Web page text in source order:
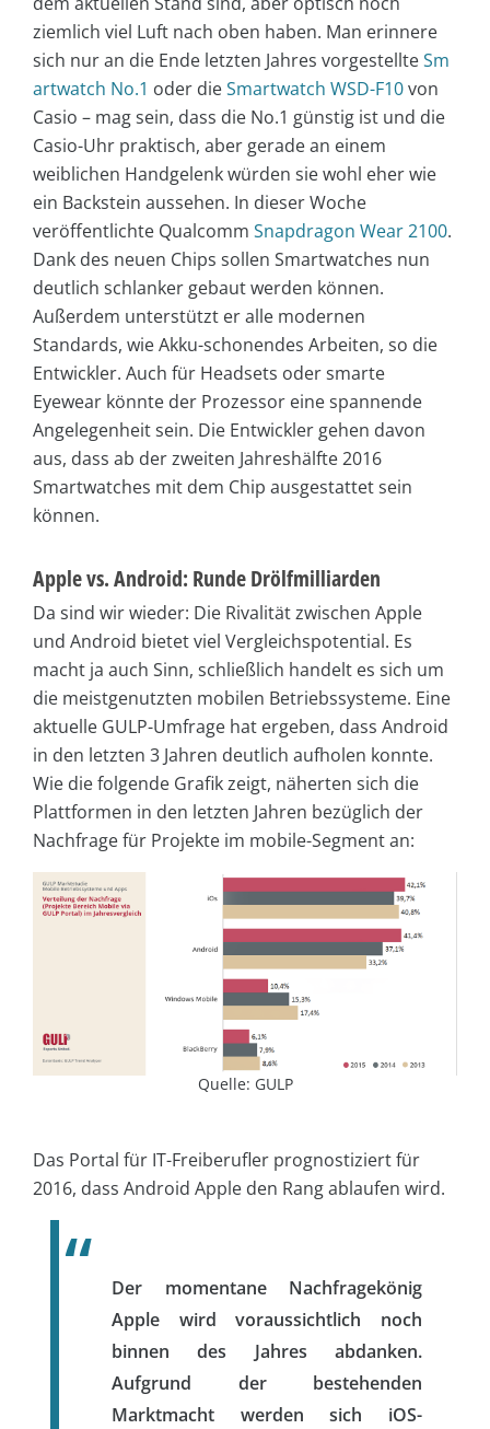
ziemlich viel Luft nach oben haben. Man erinnere
sich nur an die Ende letzten Jahres vorgestellteSm
artwatch No.1 oder dieSmartwatch WSD-F10von
Casio – mag sein, dass die No.1 günstig ist und die
Casio-Uhr praktisch, aber gerade an einem
weiblichen Handgelenk würden sie wohl eher wie
ein Backstein aussehen. In dieser Woche
veröffentlichte Qualcomm Snapdragon Wear 2100.
Dank des neuen Chips sollen Smartwatches nun
deutlich schlanker gebaut werden können.
Außerdem unterstützt er alle modernen
Standards, wie Akku-schonendes Arbeiten, so die
Entwickler. Auch für Headsets oder smarte
Eyewear könnte der Prozessor eine spannende
Angelegenheit sein. Die Entwickler gehen davon
aus, dass ab der zweiten Jahreshälfte 2016
Smartwatches mit dem Chip ausgestattet sein
können.
Apple vs. Android: Runde Drölfmilliarden
Da sind wir wieder: Die Rivalität zwischen Apple
und Android bietet viel Vergleichspotential. Es
macht ja auch Sinn, schließlich handelt es sich um
die meistgenutzten mobilen Betriebssysteme. Eine
aktuelle GULP-Umfrage hat ergeben, dass Android
in den letzten 3 Jahren deutlich aufholen konnte.
Wie die folgende Grafik zeigt, näherten sich die
Plattformen in den letzten Jahren bezüglich der
Nachfrage für Projekte im mobile-Segment an:
Quelle: GULP
Das Portal für IT-Freiberufler prognostiziert für
2016, dass Android Apple den Rang ablaufen wird.
Der momentane Nachfragekönig
Apple wird voraussichtlich noch
binnen des Jahres abdanken.
Aufgrund der bestehenden
Marktmacht werden sich iOS-